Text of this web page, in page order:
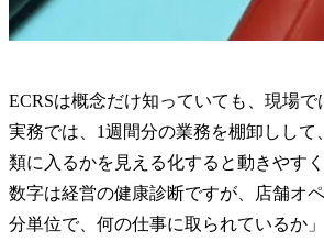
ECRSは概念だけ知っていても、現場で
実務では、1週間分の業務を棚卸しして
類に入るかを見える化すると動きやすく
数字は経営の健康診断ですが、店舗オ
分単位で、何の仕事に取られているか